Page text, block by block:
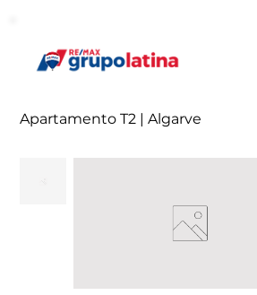
Apartamento T2 | Algarve